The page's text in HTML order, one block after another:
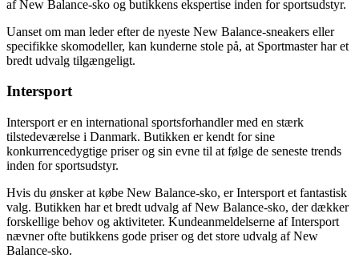
af New Balance-sko og butikkens ekspertise inden for sportsudstyr.
Uanset om man leder efter de nyeste New Balance-sneakers eller
specifikke skomodeller, kan kunderne stole på, at Sportmaster har et
bredt udvalg tilgængeligt.
Intersport
Intersport er en international sportsforhandler med en stærk
tilstedeværelse i Danmark. Butikken er kendt for sine
konkurrencedygtige priser og sin evne til at følge de seneste trends
inden for sportsudstyr.
Hvis du ønsker at købe New Balance-sko, er Intersport et fantastisk
valg. Butikken har et bredt udvalg af New Balance-sko, der dækker
forskellige behov og aktiviteter. Kundeanmeldelserne af Intersport
nævner ofte butikkens gode priser og det store udvalg af New
Balance-sko.